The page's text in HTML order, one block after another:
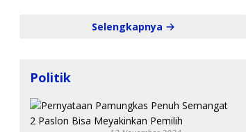
Selengkapnya
Politik